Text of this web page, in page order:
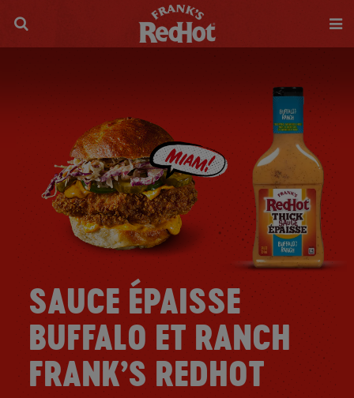
SAUCE ÉPAISSE
BUFFALO ET RANCH
FRANK’S REDHOT